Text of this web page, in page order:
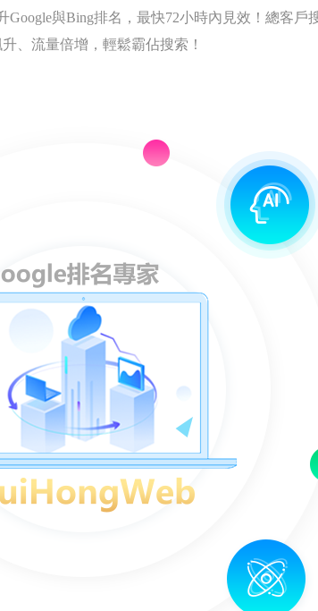
Google與Bing排名，最快72小時內見效！總
、流量倍增，輕鬆霸佔搜索！